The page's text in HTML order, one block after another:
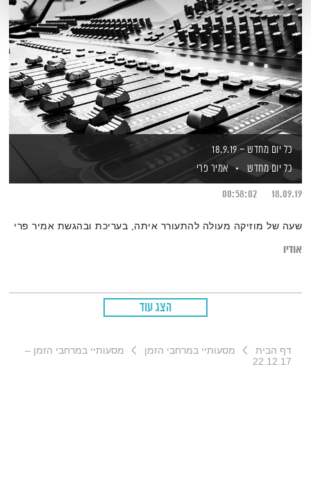
כל יום מחדש – 18.9.19
כל יום מחדש
אמיר פרי
18.09.19
00:58:02
שעה של מוזיקה מעולה להתעורר איתה, בעריכת ובהגשת אמיר פרי
אודיו
הצג עוד
דף הבית מסעותיי במרחבי הזמן
מסעותיי במרחבי הזמן –
22.12.17